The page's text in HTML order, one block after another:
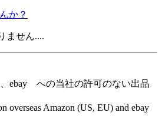
か？
ません....
ebay への当社の許可のない出品
overseas Amazon (US, EU) and ebay